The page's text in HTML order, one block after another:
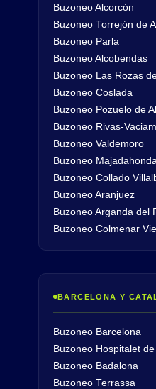
Buzoneo Alcorcón
Buzoneo Torrejón de
Buzoneo Parla
Buzoneo Alcobendas
Buzoneo Las Rozas
Buzoneo Coslada
Buzoneo Pozuelo de
Buzoneo Rivas-
Buzoneo Valdemoro
Buzoneo Majadahonda
Buzoneo Collado
Buzoneo Aranjuez
Buzoneo Arganda del
Buzoneo Colmenar
BARCELONA Y
Buzoneo Barcelona
Buzoneo Hospitalet
Buzoneo Badalona
Buzoneo Terrassa